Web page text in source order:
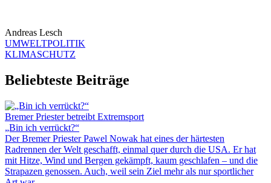
Andreas Lesch
UMWELTPOLITIK
KLIMASCHUTZ
Beliebteste Beiträge
Bremer Priester betreibt Extremsport
„Bin ich verrückt?“
Der Bremer Priester Pawel Nowak hat eines der härtesten
Radrennen der Welt geschafft, einmal quer durch die USA. Er hat
mit Hitze, Wind und Bergen gekämpft, kaum geschlafen – und die
Strapazen genossen. Auch, weil sein Ziel mehr als nur sportlicher